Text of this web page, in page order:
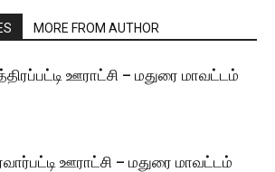
MORE FROM AUTHOR
ஊராட்சி – மதுரை மாவட்டம்
ஊராட்சி – மதுரை மாவட்டம்